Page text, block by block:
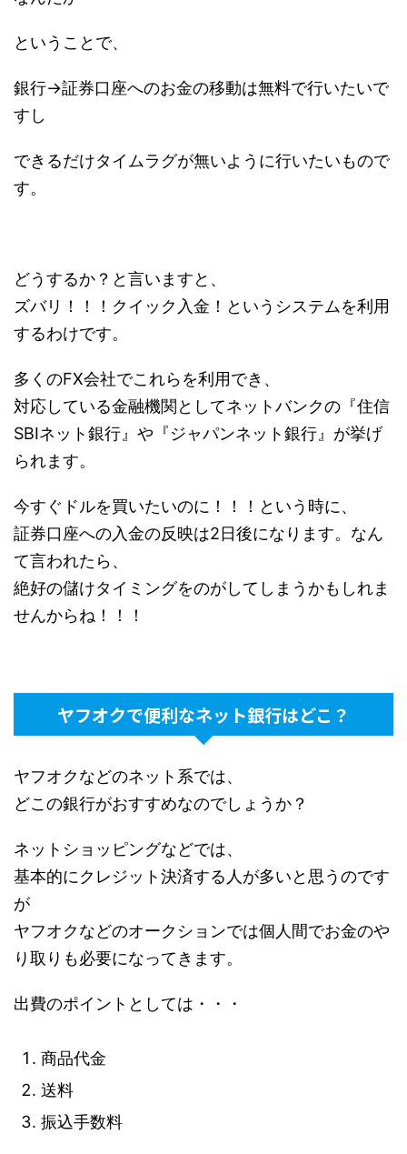
ということで、
銀行→証券口座へのお金の移動は無料で行いたいで
すし
できるだけタイムラグが無いように行いたいもので
す。
どうするか？と言いますと、
ズバリ！！！クイック入金！というシステムを利用
するわけです。
多くのFX会社でこれらを利用でき、
対応している金融機関としてネットバンクの『住信
SBIネット銀行』や『ジャパンネット銀行』が挙げ
られます。
今すぐドルを買いたいのに！！！という時に、
証券口座への入金の反映は2日後になります。なん
て言われたら、
絶好の儲けタイミングをのがしてしまうかもしれま
せんからね！！！
ヤフオクで便利なネット銀行はどこ？
ヤフオクなどのネット系では、
どこの銀行がおすすめなのでしょうか？
ネットショッピングなどでは、
基本的にクレジット決済する人が多いと思うのです
が
ヤフオクなどのオークションでは個人間でお金のや
り取りも必要になってきます。
出費のポイントとしては・・・
商品代金
送料
振込手数料